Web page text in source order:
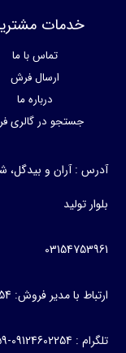
خدمات
تماس با ما
ارسال فرش
درباره ما
جستجو در گالری
آدرس : آران و بیدگل،
بلوار تولید
03154753961
ارتباط با مدیر فروش: 09124602254-09131629159
تلگرام : 09124602254-09131629159